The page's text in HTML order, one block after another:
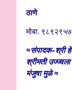
ठाणे
मोबा.
≈संपादक–श्री
श्रीमती
मंजुषा मुळे ≈